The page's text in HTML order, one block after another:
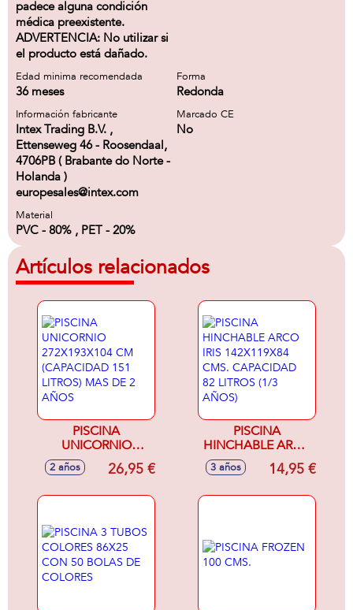
padece alguna condición
médica preexistente.
ADVERTENCIA: No utilizar si
el producto está dañado.
Edad minima recomendada
36 meses
Forma
Redonda
Información fabricante
Intex Trading B.V. ,
Ettenseweg 46 - Roosendaal,
4706PB ( Brabante do Norte -
Holanda )
europesales@intex.com
Marcado CE
No
Material
PVC - 80% , PET - 20%
Artículos relacionados
PISCINA
UNICORNIO
272X193X104 CM
(CAPACIDAD 151
2 años 26,95 €
PISCINA
HINCHABLE ARCO
IRIS 142X119X84
CMS. CAPACIDAD
3 años 14,95 €